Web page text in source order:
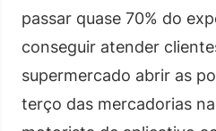
passar quase 70% do
conseguir atender
supermercado abrir as
terço das mercadorias